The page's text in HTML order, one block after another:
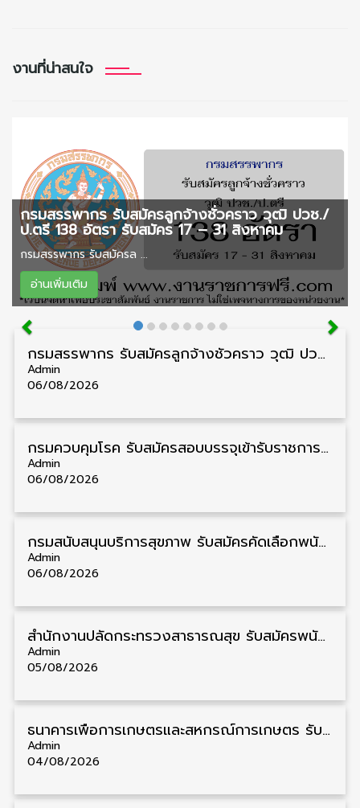
งานที่น่าสนใจ
กรมสรรพากร รับสมัครลูกจ้างชั่วคราว วุฒิ ปวช./
ป.ตรี 138 อัตรา รับสมัคร 17 – 31 สิงหาคม
กรมสรรพากร รับสมัครล ...
อ่านเพิ่มเติม
กรมสรรพากร รับสมัครลูกจ้างชั่วคราว วุฒิ ปวช./ป.ตรี 138 อัตรา รับสมัคร 17 – 31 สิงหาคม
Admin
06/08/2026
กรมควบคุมโรค รับสมัครสอบบรรจุเข้ารับราชการ วุฒิ ปวส./ป.ตรี 17 อัตรา รับสมัคร 17 สิงหาคม – 4 กันยายน
Admin
06/08/2026
กรมสนับสนุนบริการสุขภาพ รับสมัครคัดเลือกพนักงานราชการ วุฒิ ปวส./ป.ตรี 13 อัตรา รับสมัคร 11 – 20 สิงหาคม
Admin
06/08/2026
สำนักงานปลัดกระทรวงสาธารณสุข รับสมัครพนักงานราชการรูปแบบพิเศษ วุฒิ ปวส./ป.ตรี 102 อัตรา รับสมัคร 17 – 28 สิงหาคม
Admin
05/08/2026
ธนาคารเพื่อการเกษตรและสหกรณ์การเกษตร รับสมัครบุคคลเพื่อเป็นผู้ช่วยพนักงาน วุฒิ ป.ตรี 5 อัตรา รับสมัคร 4 – 14 สิงหาคม
Admin
04/08/2026